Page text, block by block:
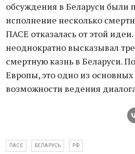
обсуждения в Беларуси были
исполнение несколько
ПАСЕ отказалась от этой идеи.
неоднократно высказывал
смертную казнь в Беларуси.
Европы, это одно из
возможности ведения
ПАСЕ БЕЛАРУСЬ РФ